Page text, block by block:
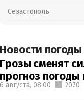
Севастополь
Новости
Грозы сменят
прогноз
6 августа, 08:00 2070